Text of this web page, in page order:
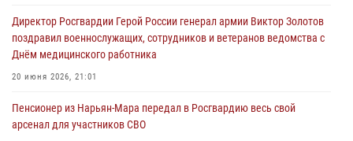
Директор Росгвардии Герой России генерал армии Виктор Золотов
поздравил военнослужащих, сотрудников и ветеранов ведомства с
Днём медицинского работника
20 июня 2026, 21:01
Пенсионер из Нарьян-Мара передал в Росгвардию весь свой
арсенал для участников СВО